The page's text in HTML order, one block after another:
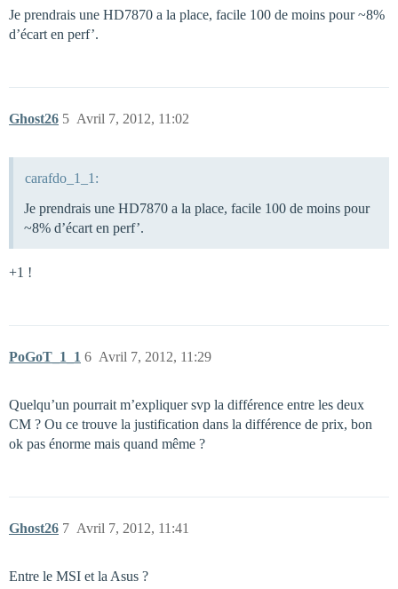
Je prendrais une HD7870 a la place, facile 100 de moins pour ~8%
d’écart en perf’.
Ghost26 Avril 7, 2012, 11:02
5
carafdo_1_1:
Je prendrais une HD7870 a la place, facile 100 de moins pour
~8% d’écart en perf’.
+1 !
PoGoT_1_1 Avril 7, 2012, 11:29
6
Quelqu’un pourrait m’expliquer svp la différence entre les deux
CM ? Ou ce trouve la justification dans la différence de prix, bon
ok pas énorme mais quand même ?
Ghost26 Avril 7, 2012, 11:41
7
Entre le MSI et la Asus ?